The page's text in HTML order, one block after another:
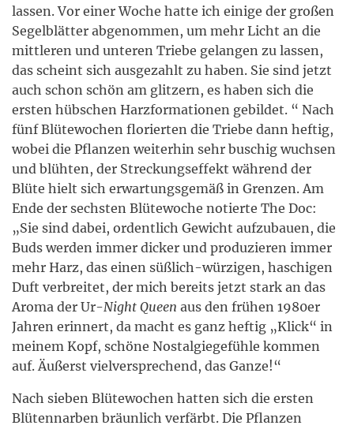
lassen. Vor einer Woche hatte ich einige der großen
Segelblätter abgenommen, um mehr Licht an die
mittleren und unteren Triebe gelangen zu lassen,
das scheint sich ausgezahlt zu haben. Sie sind jetzt
auch schon schön am glitzern, es haben sich die
ersten hübschen Harzformationen gebildet. “ Nach
fünf Blütewochen florierten die Triebe dann heftig,
wobei die Pflanzen weiterhin sehr buschig wuchsen
und blühten, der Streckungseffekt während der
Blüte hielt sich erwartungsgemäß in Grenzen. Am
Ende der sechsten Blütewoche notierte The Doc:
„Sie sind dabei, ordentlich Gewicht aufzubauen, die
Buds werden immer dicker und produzieren immer
mehr Harz, das einen süßlich-würzigen, haschigen
Duft verbreitet, der mich bereits jetzt stark an das
Aroma der Ur-Night Queen aus den frühen 1980er
Jahren erinnert, da macht es ganz heftig „Klick“ in
meinem Kopf, schöne Nostalgiegefühle kommen
auf. Äußerst vielversprechend, das Ganze!“
Nach sieben Blütewochen hatten sich die ersten
Blütennarben bräunlich verfärbt. Die Pflanzen